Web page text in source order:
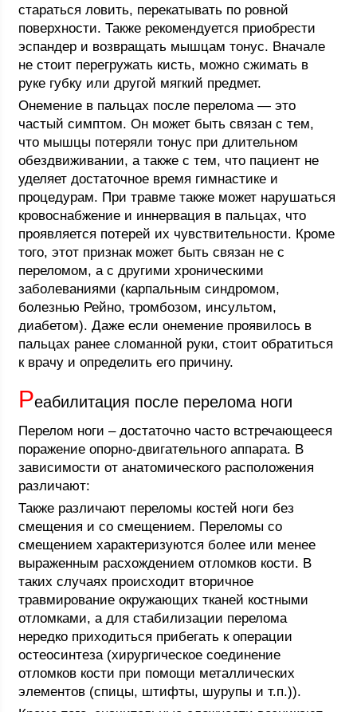
стараться ловить, перекатывать по ровной
поверхности. Также рекомендуется приобрести
эспандер и возвращать мышцам тонус. Вначале
не стоит перегружать кисть, можно сжимать в
руке губку или другой мягкий предмет.
Онемение в пальцах после перелома — это
частый симптом. Он может быть связан с тем,
что мышцы потеряли тонус при длительном
обездвиживании, а также с тем, что пациент не
уделяет достаточное время гимнастике и
процедурам. При травме также может нарушаться
кровоснабжение и иннервация в пальцах, что
проявляется потерей их чувствительности. Кроме
того, этот признак может быть связан не с
переломом, а с другими хроническими
заболеваниями (карпальным синдромом,
болезнью Рейно, тромбозом, инсультом,
диабетом). Даже если онемение проявилось в
пальцах ранее сломанной руки, стоит обратиться
к врачу и определить его причину.
Реабилитация после перелома ноги
Перелом ноги – достаточно часто встречающееся
поражение опорно-двигательного аппарата. В
зависимости от анатомического расположения
различают:
Также различают переломы костей ноги без
смещения и со смещением. Переломы со
смещением характеризуются более или менее
выраженным расхождением отломков кости. В
таких случаях происходит вторичное
травмирование окружающих тканей костными
отломками, а для стабилизации перелома
нередко приходиться прибегать к операции
остеосинтеза (хирургическое соединение
отломков кости при помощи металлических
элементов (спицы, штифты, шурупы и т.п.)).